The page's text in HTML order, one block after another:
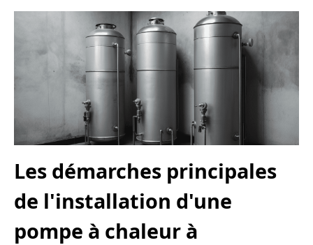
Les démarches principales
de l'installation d'une
pompe à chaleur à